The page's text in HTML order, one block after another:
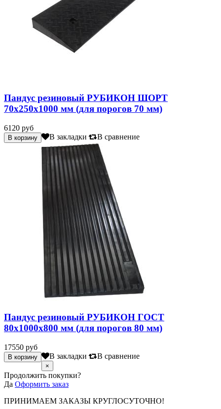
Пандус резиновый РУБИКОН ШОРТ
70х250х1000 мм (для порогов 70 мм)
6120 руб
В закладки В сравнение
Пандус резиновый РУБИКОН ГОСТ
80х1000х800 мм (для порогов 80 мм)
17550 руб
В закладки В сравнение
×
Продолжить покупки?
Да Оформить заказ
ПРИНИМАЕМ ЗАКАЗЫ КРУГЛОСУТОЧНО!